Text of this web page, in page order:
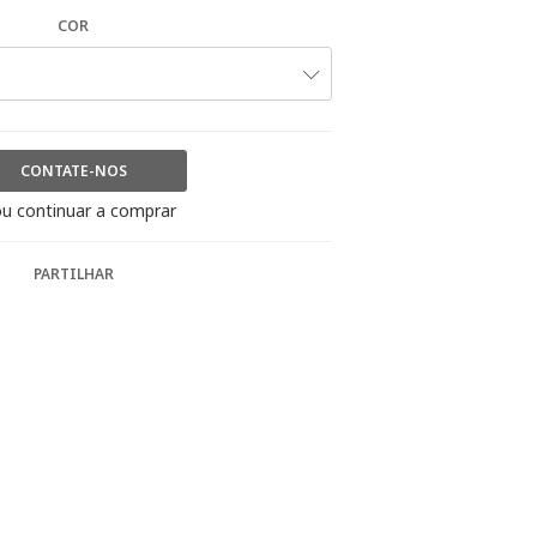
COR
CONTATE-NOS
continuar a comprar
PARTILHAR